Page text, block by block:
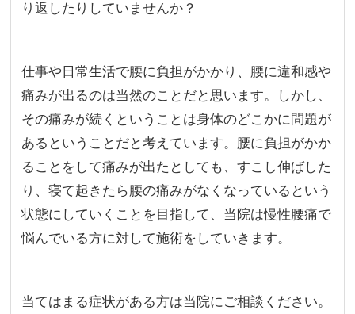
り返したりしていませんか？
仕事や日常生活で腰に負担がかかり、腰に違和感や
痛みが出るのは当然のことだと思います。しかし、
その痛みが続くということは身体のどこかに問題が
あるということだと考えています。腰に負担がかか
ることをして痛みが出たとしても、すこし伸ばした
り、寝て起きたら腰の痛みがなくなっているという
状態にしていくことを目指して、当院は慢性腰痛で
悩んでいる方に対して施術をしていきます。
当てはまる症状がある方は当院にご相談ください。